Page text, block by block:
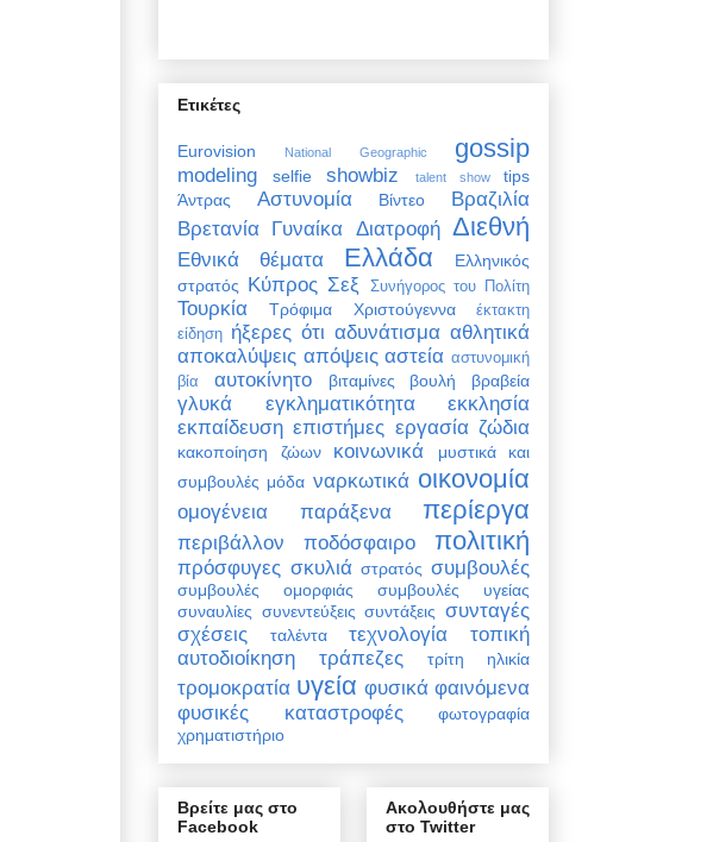
Ετικέτες
Eurovision National Geographic gossip
modeling selfie showbiz talent show
tips
Άντρας
Αστυνομία Βίντεο
Βραζιλία
Βρετανία Γυναίκα Διατροφή Διεθνή
Εθνικά θέματα Ελλάδα
Ελληνικός
στρατός Κύπρος Σεξ Συνήγορος του Πολίτη
Τουρκία Τρόφιμα Χριστούγεννα
έκτακτη
είδηση ήξερες ότι αδυνάτισμα αθλητικά
αποκαλύψεις απόψεις αστεία αστυνομική
βία
αυτοκίνητο βιταμίνες βουλή βραβεία
γλυκά εγκληματικότητα
εκκλησία
εκπαίδευση επιστήμες εργασία ζώδια
κακοποίηση ζώων κοινωνικά
μυστικά και
συμβουλές μόδα ναρκωτικά οικονομία
ομογένεια παράξενα περίεργα
περιβάλλον ποδόσφαιρο πολιτική
πρόσφυγες σκυλιά στρατός συμβουλές
συμβουλές ομορφιάς
συμβουλές υγείας
συναυλίες συνεντεύξεις συντάξεις συνταγές
σχέσεις
ταλέντα τεχνολογία
τοπική
αυτοδιοίκηση
τράπεζες τρίτη ηλικία
τρομοκρατία υγεία φυσικά φαινόμενα
φυσικές καταστροφές
φωτογραφία
χρηματιστήριο
Βρείτε μας στο
Facebook
Ακολουθήστε μας
στο Twitter